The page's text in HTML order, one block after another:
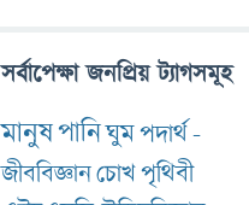
সর্বাপেক্ষা জনপ্রিয় ট্যাগসমূহ
মানুষপানিঘুমপদার্থ-
জীববিজ্ঞানচোখপৃথিবী